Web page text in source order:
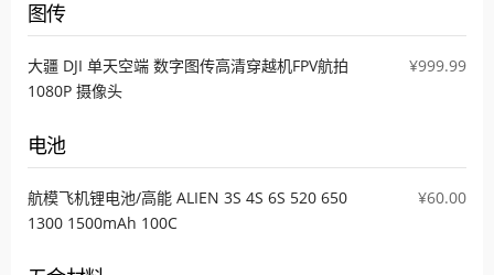
图传
大疆 DJI 单天空端 数字图传高清穿越机FPV航拍
1080P 摄像头
¥999.99
电池
航模飞机锂电池/高能 ALIEN 3S 4S 6S 520 650
1300 1500mAh 100C
¥60.00